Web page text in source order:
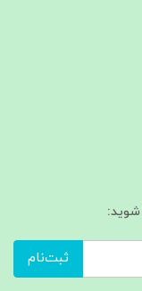
شوید:
ثبت‌نام